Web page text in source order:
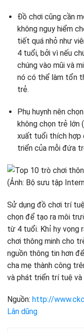
Đồ chơi cũng cần
không nguy hiểm
tiết quá nhỏ như
4 tuổi, bởi vì nếu
chúng vào mũi và
nó có thể làm tổn
trẻ.
Phụ huynh nên
không chọn trẻ lớn
xuất tuổi thích hợp
triển của mỗi đứa
Sử dụng đồ chơi trí
chọn để tạo ra môi
từ 4 tuổi. Khỉ hy vọng
chơi thông minh cho
nguồn thông tin hơn
cha mẹ thành công
và phát triển trí tuệ và
Nguồn: http://
Lân dũng